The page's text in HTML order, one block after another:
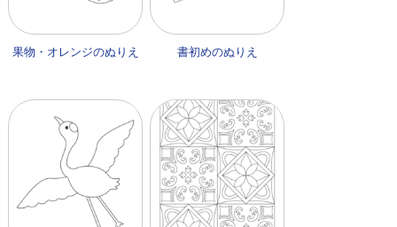
果物・オレンジのぬりえ 書初めのぬりえ